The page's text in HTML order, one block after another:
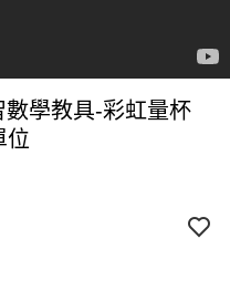
數學教具-彩虹量杯
位